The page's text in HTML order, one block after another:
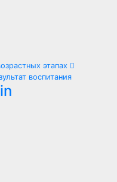
этапах
воспитания